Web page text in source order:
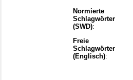
Normierte
Schlagwörter
(SWD):
Freie
Schlagwörter
(Englisch):